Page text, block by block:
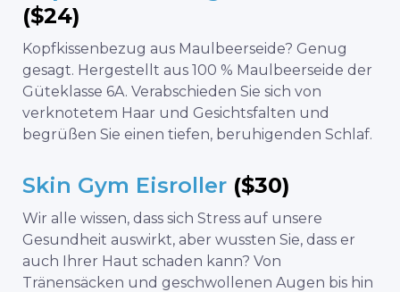
($24)
Kopfkissenbezug aus Maulbeerseide? Genug
gesagt. Hergestellt aus 100 % Maulbeerseide der
Güteklasse 6A. Verabschieden Sie sich von
verknotetem Haar und Gesichtsfalten und
begrüßen Sie einen tiefen, beruhigenden Schlaf.
Skin Gym Eisroller ($30)
Wir alle wissen, dass sich Stress auf unsere
Gesundheit auswirkt, aber wussten Sie, dass er
auch Ihrer Haut schaden kann? Von
Tränensäcken und geschwollenen Augen bis hin